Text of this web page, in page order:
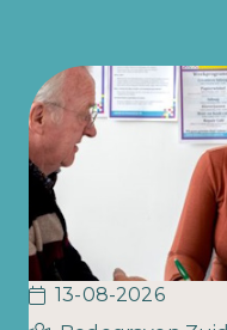
13-08-2026